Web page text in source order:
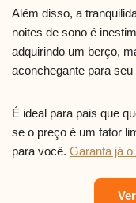
Além disso, a
noites de sono é
adquirindo um berço,
aconchegante para seu
É ideal para pais que
se o preço é um fator
para você. Garanta já o